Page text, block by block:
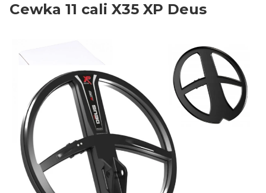
Cewka 11 cali X35 XP Deus